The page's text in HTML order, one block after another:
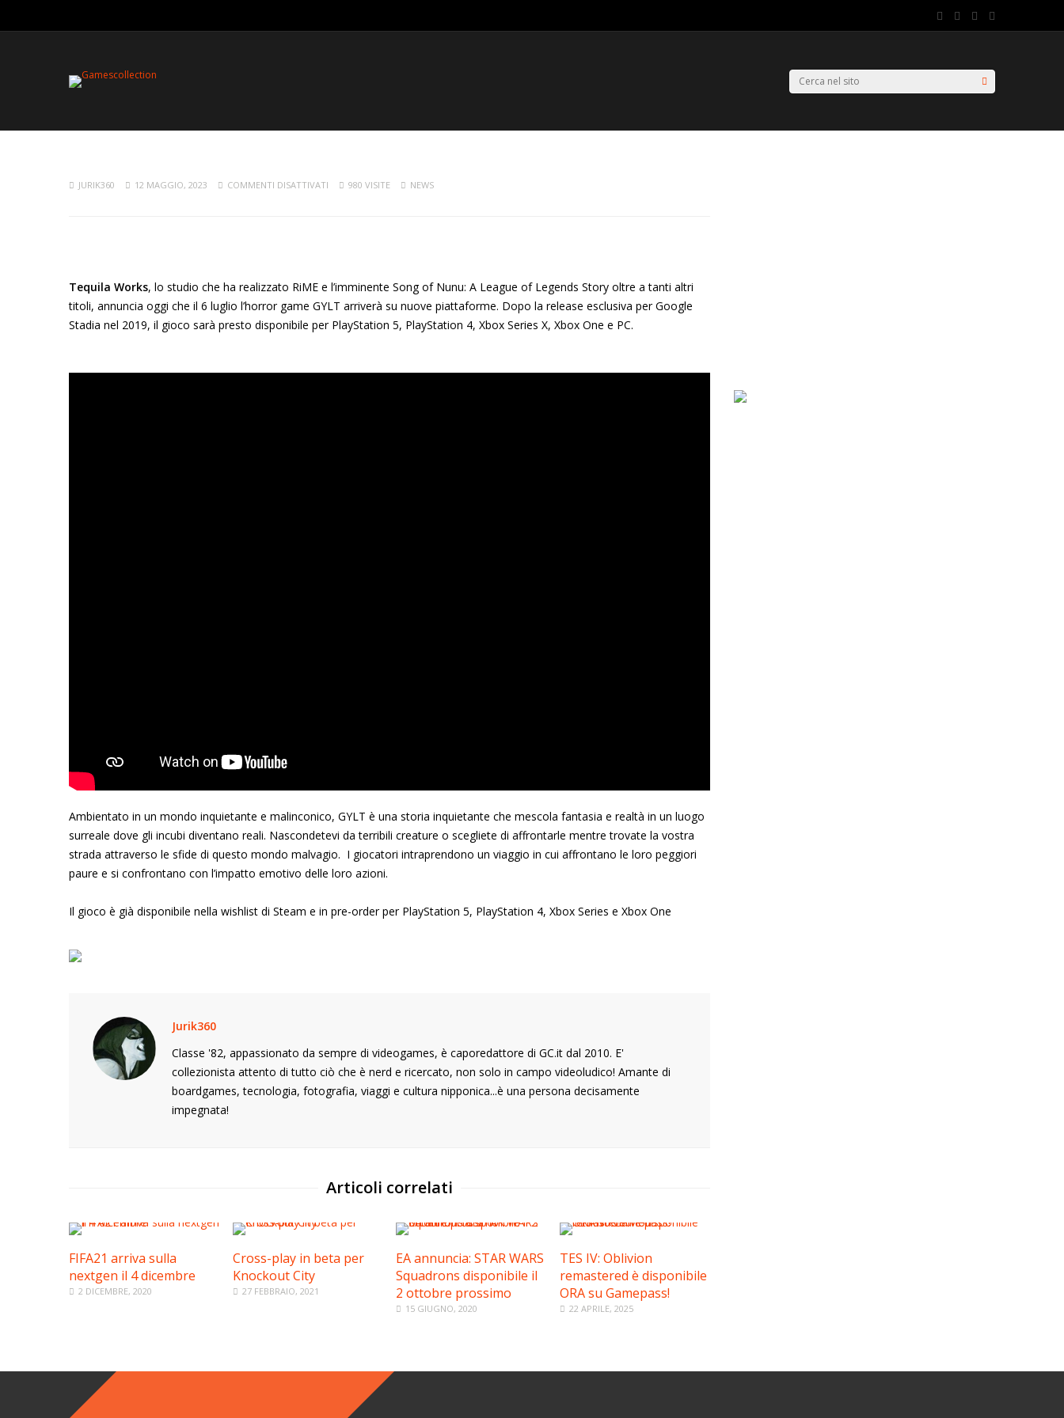
JURIK360 12 MAGGIO, 2023 COMMENTI DISATTIVATI 980 VISITE NEWS
Tequila Works, lo studio che ha realizzato RiME e l’imminente Song of Nunu: A League of Legends Story oltre a tanti altri
titoli, annuncia oggi che il 6 luglio l’horror game GYLT arriverà su nuove piattaforme. Dopo la release esclusiva per Google
Stadia nel 2019, il gioco sarà presto disponibile per PlayStation 5, PlayStation 4, Xbox Series X, Xbox One e PC.
Ambientato in un mondo inquietante e malinconico, GYLT è una storia inquietante che mescola fantasia e realtà in un luogo
surreale dove gli incubi diventano reali. Nascondetevi da terribili creature o scegliete di affrontarle mentre trovate la vostra
strada attraverso le sfide di questo mondo malvagio. I giocatori intraprendono un viaggio in cui affrontano le loro peggiori
paure e si confrontano con l’impatto emotivo delle loro azioni.
Il gioco è già disponibile nella wishlist di Steam e in pre-order per PlayStation 5, PlayStation 4, Xbox Series e Xbox One
Jurik360
Classe '82, appassionato da sempre di videogames, è caporedattore di GC.it dal 2010. E'
collezionista attento di tutto ciò che è nerd e ricercato, non solo in campo videoludico! Amante di
boardgames, tecnologia, fotografia, viaggi e cultura nipponica...è una persona decisamente
impegnata!
Articoli correlati
FIFA21 arriva sulla
nextgen il 4 dicembre
2 DICEMBRE, 2020
Cross-play in beta per
Knockout City
27 FEBBRAIO, 2021
EA annuncia: STAR WARS
Squadrons disponibile il
2 ottobre prossimo
15 GIUGNO, 2020
TES IV: Oblivion
remastered è disponibile
ORA su Gamepass!
22 APRILE, 2025